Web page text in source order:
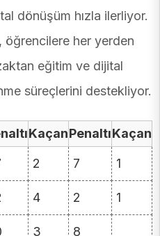
dönüşüm hızla ilerliyor.
öğrencilere her yerden
eğitim ve dijital
süreçlerini destekliyor.
KaçanPenaltıKaçan
2 7 1
4 2 1
3 8